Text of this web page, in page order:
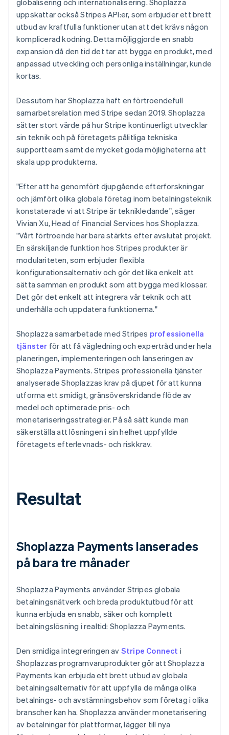
uppskattar också Stripes API:er, som erbjuder ett brett
utbud av kraftfulla funktioner utan att det krävs någon
komplicerad kodning. Detta möjliggjorde en snabb
expansion då den tid det tar att bygga en produkt, med
anpassad utveckling och personliga inställningar, kunde
kortas.
Dessutom har Shoplazza haft en förtroendefull
samarbetsrelation med Stripe sedan 2019. Shoplazza
sätter stort värde på hur Stripe kontinuerligt utvecklar
sin teknik och på företagets pålitliga tekniska
supportteam samt de mycket goda möjligheterna att
skala upp produkterna.
"Efter att ha genomfört djupgående efterforskningar
och jämfört olika globala företag inom betalningsteknik
konstaterade vi att Stripe är teknikledande", säger
Vivian Xu, Head of Financial Services hos Shoplazza.
"Vårt förtroende har bara stärkts efter avslutat projekt.
En särskiljande funktion hos Stripes produkter är
modulariteten, som erbjuder flexibla
konfigurationsalternativ och gör det lika enkelt att
sätta samman en produkt som att bygga med klossar.
Det gör det enkelt att integrera vår teknik och att
underhålla och uppdatera funktionerna."
Shoplazza samarbetade med Stripes professionella
tjänster för att få vägledning och expertråd under hela
planeringen, implementeringen och lanseringen av
Shoplazza Payments. Stripes professionella tjänster
analyserade Shoplazzas krav på djupet för att kunna
utforma ett smidigt, gränsöverskridande flöde av
medel och optimerade pris- och
monetariseringsstrategier. På så sätt kunde man
säkerställa att lösningen i sin helhet uppfyllde
företagets efterlevnads- och riskkrav.
Resultat
Shoplazza Payments lanserades
på bara tre månader
Shoplazza Payments använder Stripes globala
betalningsnätverk och breda produktutbud för att
kunna erbjuda en snabb, säker och komplett
betalningslösning i realtid: Shoplazza Payments.
Den smidiga integreringen av Stripe Connect i
Shoplazzas programvaruprodukter gör att Shoplazza
Payments kan erbjuda ett brett utbud av globala
betalningsalternativ för att uppfylla de många olika
betalnings- och avstämningsbehov som företag i olika
branscher kan ha. Shoplazza använder monetarisering
av betalningar för plattformar, lägger till nya